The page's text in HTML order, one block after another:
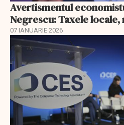
Avertismentul
Negrescu: Taxele
07 IANUARIE 2026